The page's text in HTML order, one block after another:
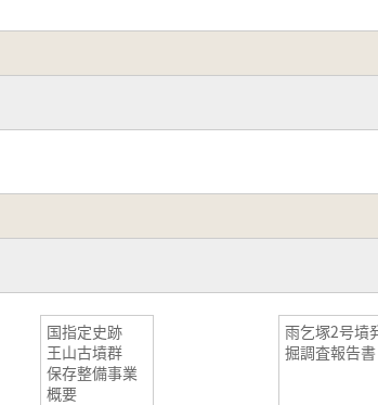
国指定史跡
王山古墳群
保存整備事業
概要
雨乞塚2号墳
掘調査報告書